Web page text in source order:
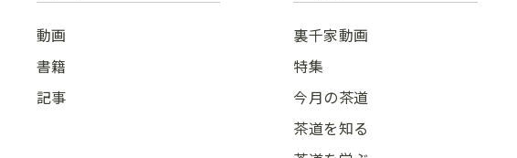
動画
書籍
記事
裏千家動画
特集
今月の茶道
茶道を知る